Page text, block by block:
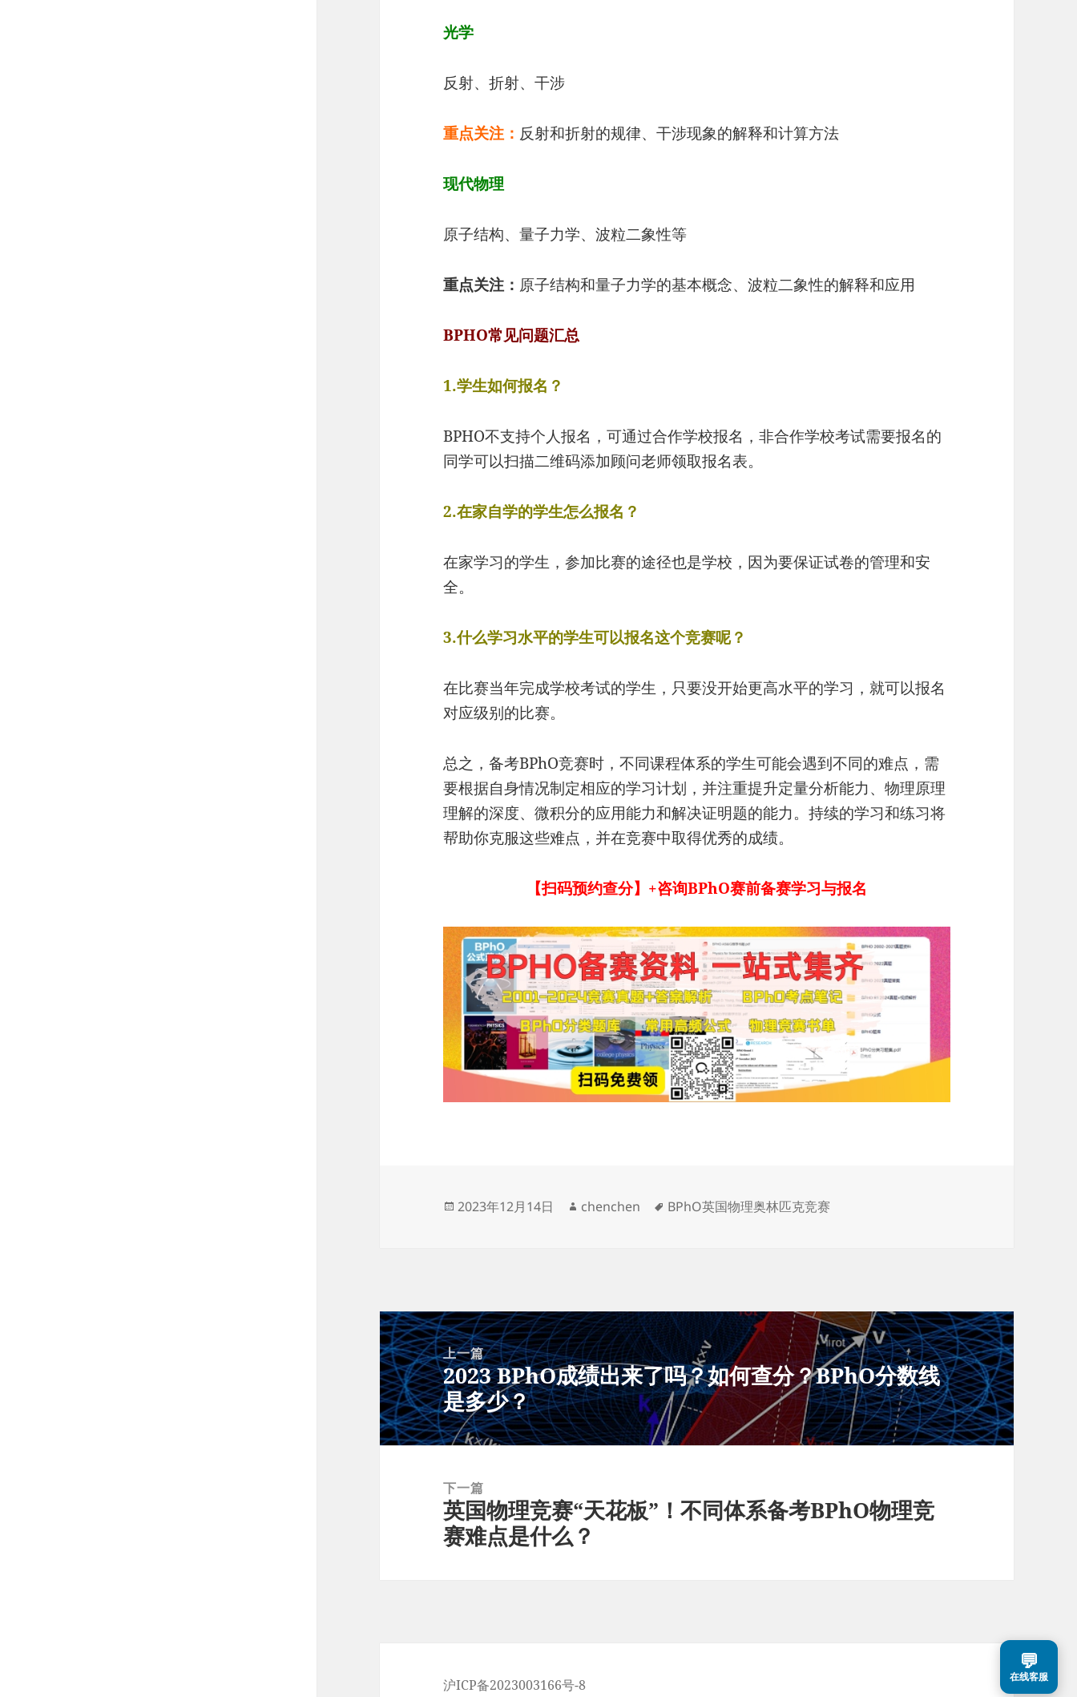
光学
反射、折射、干涉
重点关注： 反射和折射的规律、干涉现象的解释和计算方法
现代物理
原子结构、量子力学、波粒二象性等
重点关注： 原子结构和量子力学的基本概念、波粒二象性的解释和应用
BPHO常见问题汇总
1.学生如何报名？
BPHO不支持个人报名，可通过合作学校报名，非合作学校考试需要报名的
同学可以扫描二维码添加顾问老师领取报名表。
2.在家自学的学生怎么报名？
在家学习的学生，参加比赛的途径也是学校，因为要保证试卷的管理和安
全。
3.什么学习水平的学生可以报名这个竞赛呢？
在比赛当年完成学校考试的学生，只要没开始更高水平的学习，就可以报名
对应级别的比赛。
总之，备考BPhO竞赛时，不同课程体系的学生可能会遇到不同的难点，需
要根据自身情况制定相应的学习计划，并注重提升定量分析能力、物理原理
理解的深度、微积分的应用能力和解决证明题的能力。持续的学习和练习将
帮助你克服这些难点，并在竞赛中取得优秀的成绩。
【扫码预约查分】+咨询BPhO赛前备赛学习与报名
发
2023年12月14日
作
chenchen
标
BPhO英国物理奥林匹克竞赛
文
章
导
航
上一篇
上
篇
文
章：
2023 BPhO成绩出来了吗？如何查分？BPhO分数线
是多少？
下一篇
下
篇
英国物理竞赛“天花板”！不同体系备考BPhO物理竞
赛难点是什么？
沪ICP备2023003166号-8
💬
在线客服